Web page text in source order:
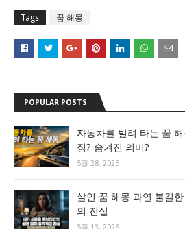
Tags 꿈 해몽
POPULAR POSTS
자동차를 빌려 타는 꿈
징? 숨겨진 의미?
5월 28, 2026
살인 꿈 해몽 과연 불길
의 진실